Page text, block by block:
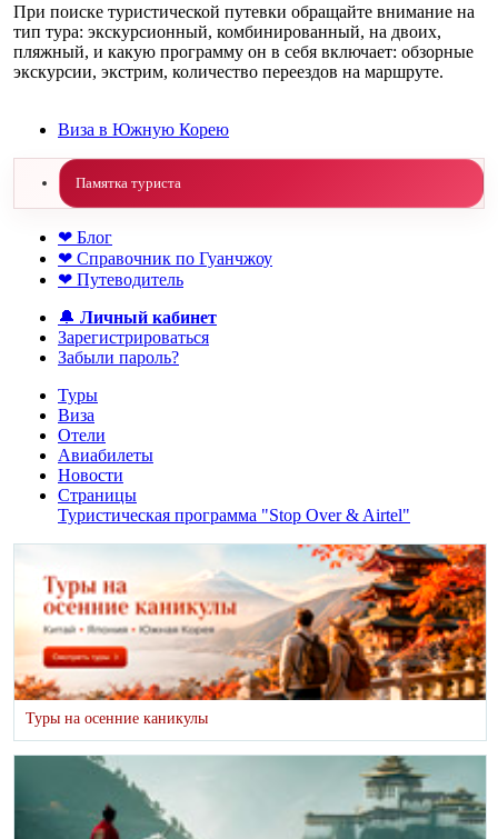
При поиске туристической путевки обращайте внимание на
тип тура: экскурсионный, комбинированный, на двоих,
пляжный, и какую программу он в себя включает: обзорные
экскурсии, экстрим, количество переездов на маршруте.
Виза в Южную Корею
Памятка туриста
❤ Блог
❤ Справочник по Гуанчжоу
❤ Путеводитель
🔔 Личный кабинет
Зарегистрироваться
Забыли пароль?
Туры
Виза
Отели
Авиабилеты
Новости
Страницы
Туристическая программа "Stop Over & Airtel"
Туры на осенние каникулы